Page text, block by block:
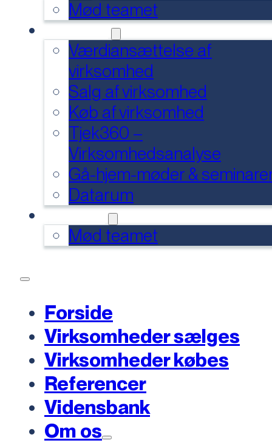
Mød teamet
Værdiansættelse af
virksomhed
Salg af virksomhed
Køb af virksomhed
Tjek360 –
Virksomhedsanalyse
Gå-hjem-møder &
Datarum
Mød teamet
Forside
Virksomheder sælges
Virksomheder købes
Referencer
Vidensbank
Om os